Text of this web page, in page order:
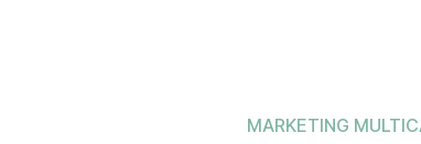
MARKETING